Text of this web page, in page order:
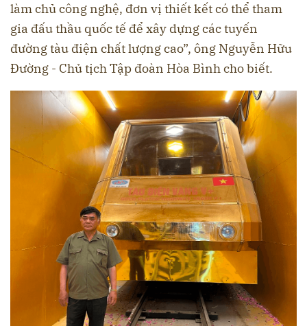
làm chủ công nghệ, đơn vị thiết kết có thể tham
gia đấu thầu quốc tế để xây dựng các tuyến
đường tàu điện chất lượng cao”, ông Nguyễn Hữu
Đường - Chủ tịch Tập đoàn Hòa Bình cho biết.